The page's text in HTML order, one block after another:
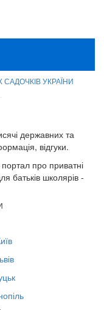
САДОЧКІВ УКРАЇНИ
державних та
відгуки.
про приватні
батьків школярів -